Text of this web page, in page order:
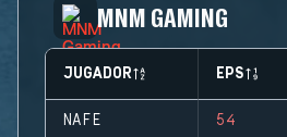
MNM GAMING
JUGADOR EPS
NAFE 54